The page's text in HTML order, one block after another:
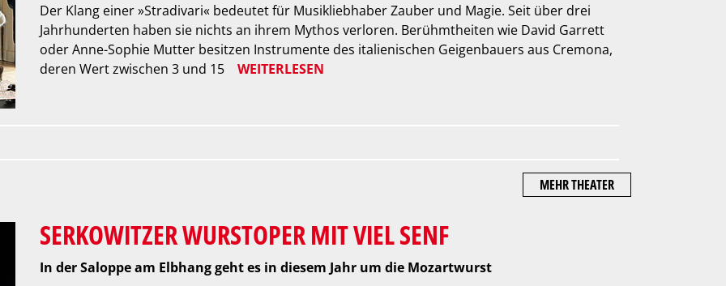
Der Klang einer »Stradivari« bedeutet für Musikliebhaber Zauber und Magie. Seit über drei
Jahrhunderten haben sie nichts an ihrem Mythos verloren. Berühmtheiten wie David Garrett
oder Anne-Sophie Mutter besitzen Instrumente des italienischen Geigenbauers aus Cremona,
deren Wert zwischen 3 und 15
WEITERLESEN
MEHR THEATER
SERKOWITZER WURSTOPER MIT VIEL SENF
In der Saloppe am Elbhang geht es in diesem Jahr um die Mozartwurst